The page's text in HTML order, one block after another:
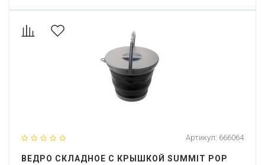
Артикул: 666064
ВЕДРО СКЛАДНОЕ С КРЫШКОЙ SUMMIT POP